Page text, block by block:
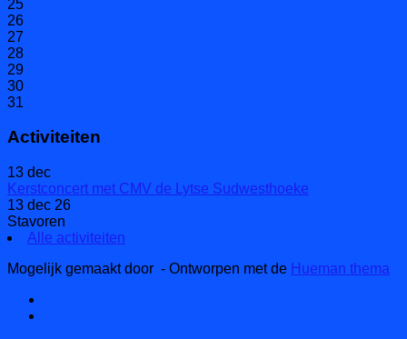
25
26
27
28
29
30
31
Activiteiten
13 dec
Kerstconcert met CMV de Lytse Sudwesthoeke
13 dec 26
Stavoren
Alle activiteiten
Mogelijk gemaakt door - Ontworpen met de Hueman thema